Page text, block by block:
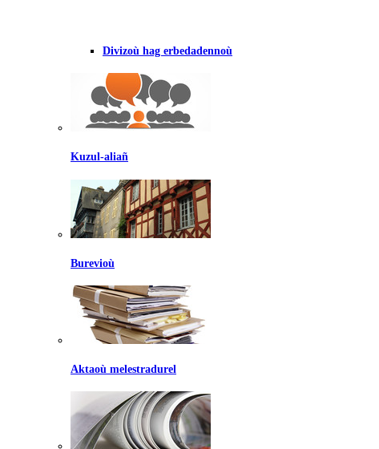
Divizoù hag erbedadennoù
Kuzul-aliañ
Burevioù
Aktaoù melestradurel